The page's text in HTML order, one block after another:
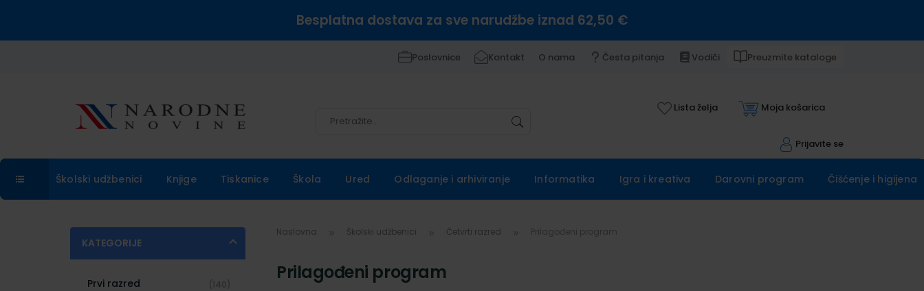
Besplatna dostava za sve narudžbe iznad 62,50 €
Poslovnice Kontakt O nama Česta pitanja Vodiči Preuzmite kataloge
Lista želja Moja košarica
Prijavite se
Školski udžbenici Knjige Tiskanice Škola Ured Odlaganje i arhiviranje Informatika Igra i kreativa Darovni program Čišćenje i higijena
KATEGORIJE
Prvi razred (140)
Naslovna Školski udžbenici Četvrti razred
Prilagođeni program